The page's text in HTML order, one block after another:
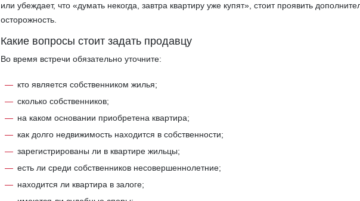
или убеждает, что «думать некогда, завтра квартиру уже купят», стоит проявить
осторожность.
Какие вопросы стоит задать продавцу
Во время встречи обязательно уточните:
кто является собственником жилья;
сколько собственников;
на каком основании приобретена квартира;
как долго недвижимость находится в собственности;
зарегистрированы ли в квартире жильцы;
есть ли среди собственников несовершеннолетние;
находится ли квартира в залоге;